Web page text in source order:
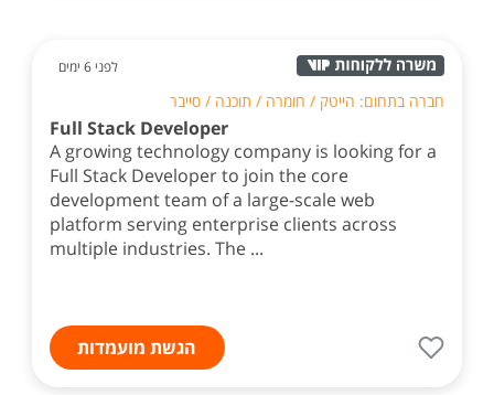
לפני 6 ימים
חברה בתחום: הייטק / חומרה / תוכנה / סייבר
Full Stack Developer
A growing technology company is looking for a
Full Stack Developer to join the core
development team of a large-scale web
platform serving enterprise clients across
multiple industries. The ...
הגשת מועמדות